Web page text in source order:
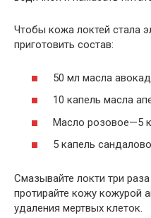
Чтобы кожа локтей стала
приготовить состав:
50 мл масла
10 капель масла
Масло розовое—5
5 капель
Смазывайте локти три
протирайте кожу кожурой
удаления мертвых клеток.